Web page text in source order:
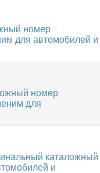
номер
для автомобилей и
номер
для
каталожный
и